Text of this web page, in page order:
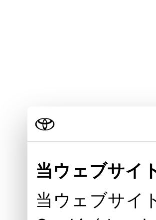
当ウェブサイ
当ウェブサイ